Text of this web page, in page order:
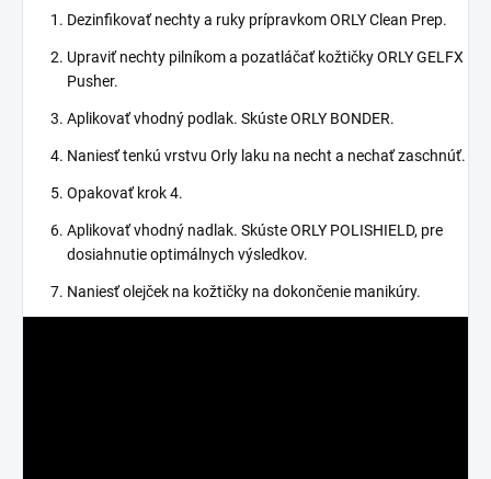
Dezinfikovať nechty a ruky prípravkom ORLY Clean Prep.
Upraviť nechty pilníkom a pozatláčať kožtičky ORLY GELFX
Pusher.
Aplikovať vhodný podlak. Skúste ORLY BONDER.
Naniesť tenkú vrstvu Orly laku na necht a nechať zaschnúť.
Opakovať krok 4.
Aplikovať vhodný nadlak. Skúste ORLY POLISHIELD, pre
dosiahnutie optimálnych výsledkov.
Naniesť olejček na kožtičky na dokončenie manikúry.